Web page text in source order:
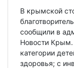
В крымской
сообщили в
Новости Крым.
категории
здоровья; с